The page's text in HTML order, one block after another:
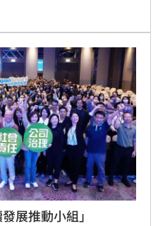
遊樂世界10月10日至10
月10日期間，每晚將有國
彩的視覺體驗。(賴俊佑)
展推動小組」